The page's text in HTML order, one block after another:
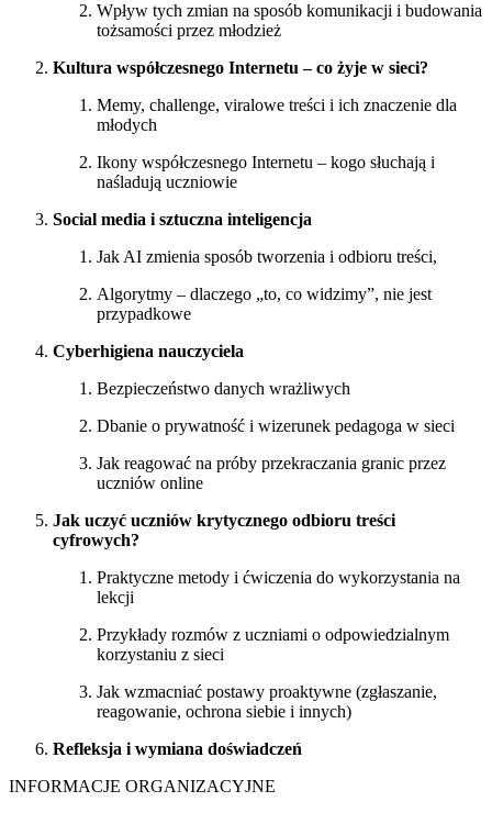
Wpływ tych zmian na sposób komunikacji i budowania
tożsamości przez młodzież
Kultura współczesnego Internetu – co żyje w sieci?
Memy, challenge, viralowe treści i ich znaczenie dla
młodych
Ikony współczesnego Internetu – kogo słuchają i
naśladują uczniowie
Social media i sztuczna inteligencja
Jak AI zmienia sposób tworzenia i odbioru treści,
Algorytmy – dlaczego „to, co widzimy”, nie jest
przypadkowe
Cyberhigiena nauczyciela
Bezpieczeństwo danych wrażliwych
Dbanie o prywatność i wizerunek pedagoga w sieci
Jak reagować na próby przekraczania granic przez
uczniów online
Jak uczyć uczniów krytycznego odbioru treści
cyfrowych?
Praktyczne metody i ćwiczenia do wykorzystania na
lekcji
Przykłady rozmów z uczniami o odpowiedzialnym
korzystaniu z sieci
Jak wzmacniać postawy proaktywne (zgłaszanie,
reagowanie, ochrona siebie i innych)
Refleksja i wymiana doświadczeń
INFORMACJE ORGANIZACYJNE